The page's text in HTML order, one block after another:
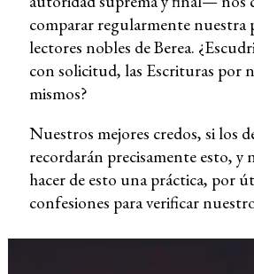
comparar regularmente nuestra
lectores nobles de Berea.
con solicitud, las Escrituras por
mismos?
Nuestros mejores credos, si los
recordarán precisamente esto, y
hacer de esto una práctica, por
confesiones para verificar